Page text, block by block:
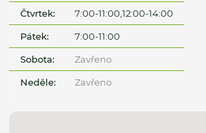
Čtvrtek: 7:00-11:00,12:00-14:00
Pátek: 7:00-11:00
Sobota: Zavřeno
Neděle: Zavřeno